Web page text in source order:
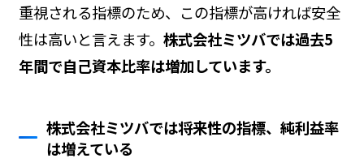
重視される指標のため、この指標が高ければ安全
性は高いと言えます。 株式会社ミツバでは過去5
年間で自己資本比率は増加しています。
株式会社ミツバでは将来性の指標、純利益率
は増えている